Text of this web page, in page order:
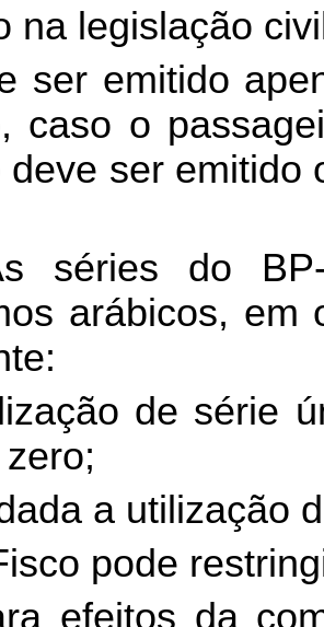
na legislação
ser emitido
caso o
deve ser emitido
séries do
arábicos, em
de série
a utilização
pode
efeitos da